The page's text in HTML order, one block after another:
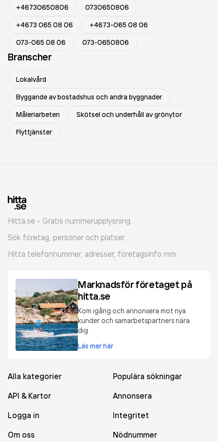
+46730650806
0730650806
+4673 065 08 06
+4673-065 08 06
073-065 08 06
073-0650806
Branscher
Lokalvård
Byggande av bostadshus och andra byggnader
Måleriarbeten
Skötsel och underhåll av grönytor
Flyttjänster
Hitta.se - Gratis nummerupplysning.
Sök företag, personer och platser.
Hitta telefonnummer, adresser, företagsinfo mm.
Marknadsför företaget på
hitta.se
Kom igång och annonsera mot nya
kunder och samarbetspartners nära
dig.
Läs mer här
Alla kategorier
Populära sökningar
API & Kartor
Annonsera
Logga in
Integritet
Om oss
Nödnummer